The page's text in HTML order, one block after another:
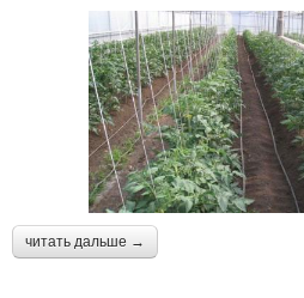
читать дальше →